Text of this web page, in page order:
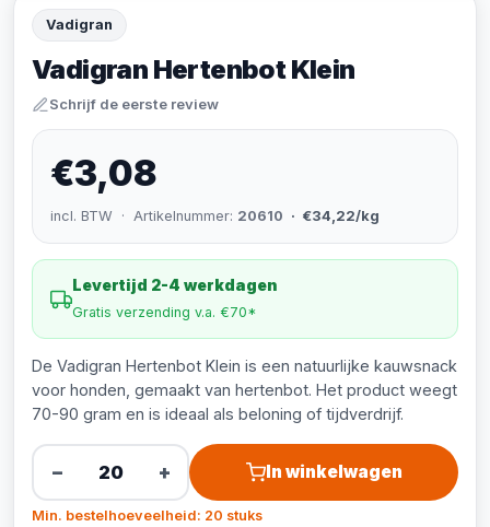
Vadigran
Vadigran Hertenbot Klein
Schrijf de eerste review
€3,08
incl. BTW · Artikelnummer: 20610 · €34,22/kg
Levertijd 2-4 werkdagen
Gratis verzending v.a. €70*
De Vadigran Hertenbot Klein is een natuurlijke kauwsnack
voor honden, gemaakt van hertenbot. Het product weegt
70-90 gram en is ideaal als beloning of tijdverdrijf.
− + In winkelwagen
Min. bestelhoeveelheid: 20 stuks